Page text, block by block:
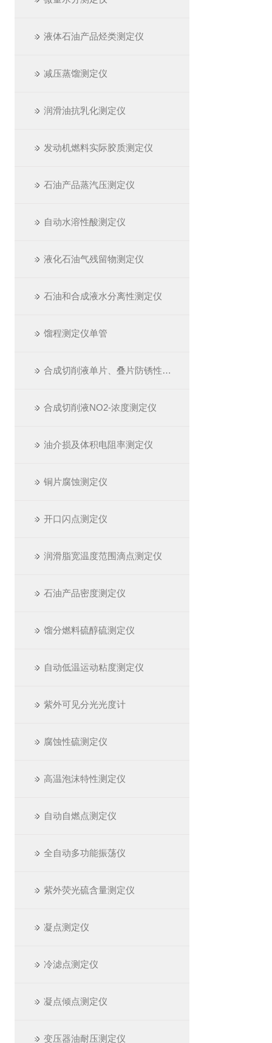
液体石油产品烃类测定仪
减压蒸馏测定仪
润滑油抗乳化测定仪
发动机燃料实际胶质测定仪
石油产品蒸汽压测定仪
自动水溶性酸测定仪
液化石油气残留物测定仪
石油和合成液水分离性测定仪
馏程测定仪单管
合成切削液单片、叠片防锈性测定仪
合成切削液NO2-浓度测定仪
油介损及体积电阻率测定仪
铜片腐蚀测定仪
开口闪点测定仪
润滑脂宽温度范围滴点测定仪
石油产品密度测定仪
馏分燃料硫醇硫测定仪
自动低温运动粘度测定仪
紫外可见分光光度计
腐蚀性硫测定仪
高温泡沫特性测定仪
自动自燃点测定仪
全自动多功能振荡仪
紫外荧光硫含量测定仪
凝点测定仪
冷滤点测定仪
凝点倾点测定仪
变压器油耐压测定仪